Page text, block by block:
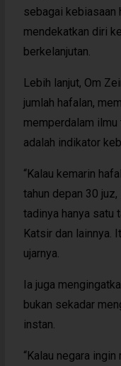
sebagai kebiasaan
mendekatkan diri
berkelanjutan.
Lebih lanjut, Om
jumlah hafalan,
memperdalam ilmu
adalah indikator
“Kalau kemarin
tahun depan 30
tadinya hanya satu
Katsir dan lainnya.
ujarnya.
Ia juga
bukan sekadar
instan.
“Kalau negara